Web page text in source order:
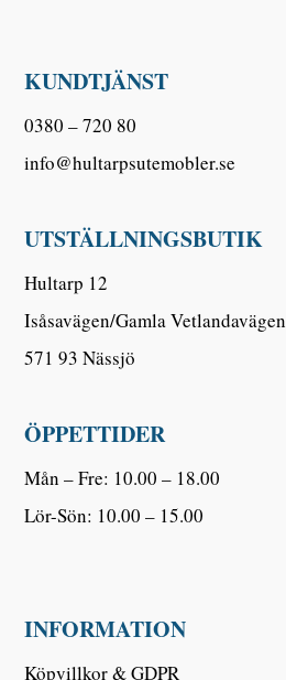
KUNDTJÄNST
0380 – 720 80
info@hultarpsutemobler.se
UTSTÄLLNINGSBUTIK
Hultarp 12
Isåsavägen/Gamla Vetlandavägen
571 93 Nässjö
ÖPPETTIDER
Mån – Fre: 10.00 – 18.00
Lör-Sön: 10.00 – 15.00
INFORMATION
Köpvillkor & GDPR